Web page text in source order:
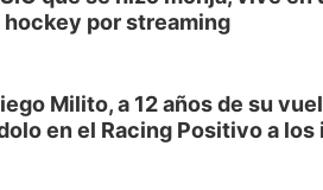
hockey por streaming
Milito, a 12 años de su
en el Racing Positivo a